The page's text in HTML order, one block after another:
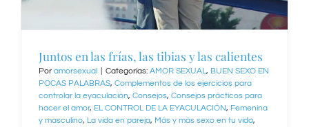
Juntos en las frías, las tibias y las calientes
Por amorsexual Categorías: AMOR SEXUAL , BUEN SEXO EN
POCAS PALABRAS, Complementos de los ejercicios para
controlar la eyaculación, Consejos, Consejos prácticos para
hacer el amor, EL CONTROL DE LA EYACULACIÓN, Femenina
y masculino, La vida en pareja, Más y más sexo en tu vida,